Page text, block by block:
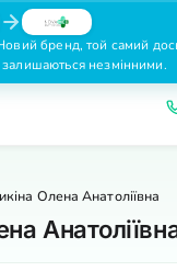
бренд, той самий
залишаються незмінними.
Олена Анатоліївна